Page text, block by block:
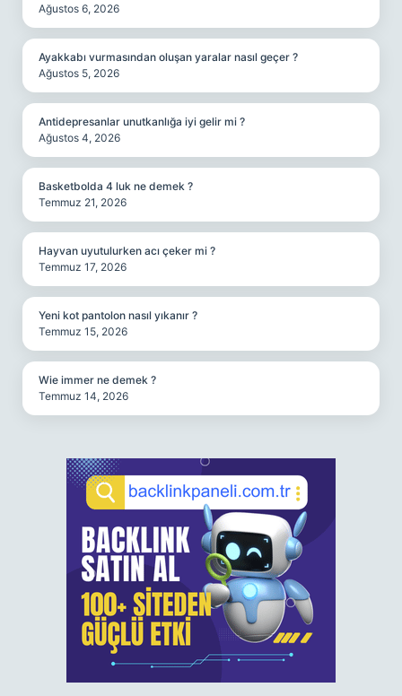
Ağustos 6, 2026
Ayakkabı vurmasından oluşan yaralar nasıl geçer ?
Ağustos 5, 2026
Antidepresanlar unutkanlığa iyi gelir mi ?
Ağustos 4, 2026
Basketbolda 4 luk ne demek ?
Temmuz 21, 2026
Hayvan uyutulurken acı çeker mi ?
Temmuz 17, 2026
Yeni kot pantolon nasıl yıkanır ?
Temmuz 15, 2026
Wie immer ne demek ?
Temmuz 14, 2026